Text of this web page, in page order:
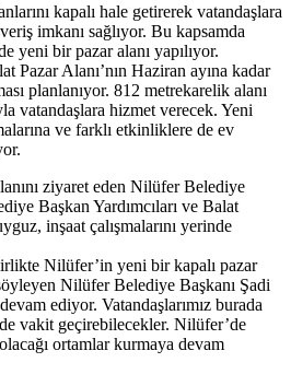
kapalı hale getirerek vatandaşlara
imkanı sağlıyor. Bu kapsamda
yeni bir pazar alanı yapılıyor.
Pazar Alanı’nın Haziran ayına kadar
planlanıyor. 812 metrekarelik alanı
vatandaşlara hizmet verecek. Yeni
ve farklı etkinliklere de ev
ziyaret eden Nilüfer Belediye
Başkan Yardımcıları ve Balat
inşaat çalışmalarını yerinde
Nilüfer’in yeni bir kapalı pazar
Nilüfer Belediye Başkanı Şadi
ediyor. Vatandaşlarımız burada
vakit geçirebilecekler. Nilüfer’de
ortamlar kurmaya devam